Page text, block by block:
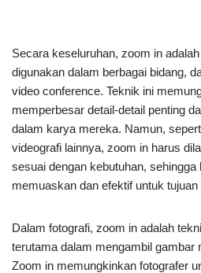
Secara keseluruhan, zoom in
digunakan dalam berbagai bidang,
video conference. Teknik ini
memperbesar detail-detail penting
dalam karya mereka. Namun,
videografi lainnya, zoom in harus
sesuai dengan kebutuhan,
memuaskan dan efektif untuk tujuan
Dalam fotografi, zoom in adalah
terutama dalam mengambil gambar
Zoom in memungkinkan fotografer